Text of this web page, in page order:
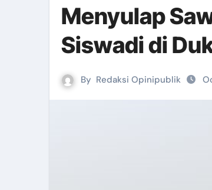
Menyulap
Siswadi di
By Redaksi Opinipublik